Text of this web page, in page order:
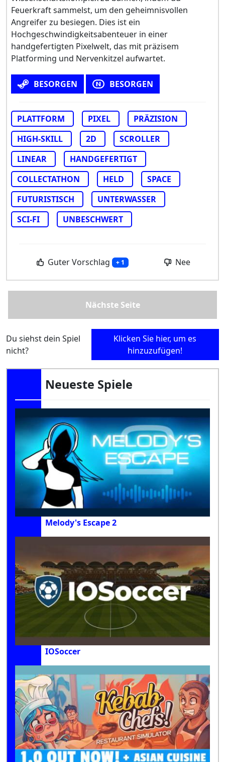
Feuerkraft sammelst, um den geheimnisvollen
Angreifer zu besiegen. Dies ist ein
Hochgeschwindigkeitsabenteuer in einer
handgefertigten Pixelwelt, das mit präzisem
Platforming und Nervenkitzel aufwartet.
BESORGEN BESORGEN
PLATTFORM PIXEL
PRÄZISION
HIGH-SKILL
2D
SCROLLER
LINEAR
HANDGEFERTIGT
COLLECTATHON
HELD
SPACE
FUTURISTISCH
UNTERWASSER
SCI-FI
UNBESCHWERT
Guter Vorschlag + 1 Nee
Nächste Seite
Du siehst dein Spiel
nicht?
Klicken Sie hier, um es
hinzuzufügen!
Neueste Spiele
Melody's Escape 2
IOSoccer